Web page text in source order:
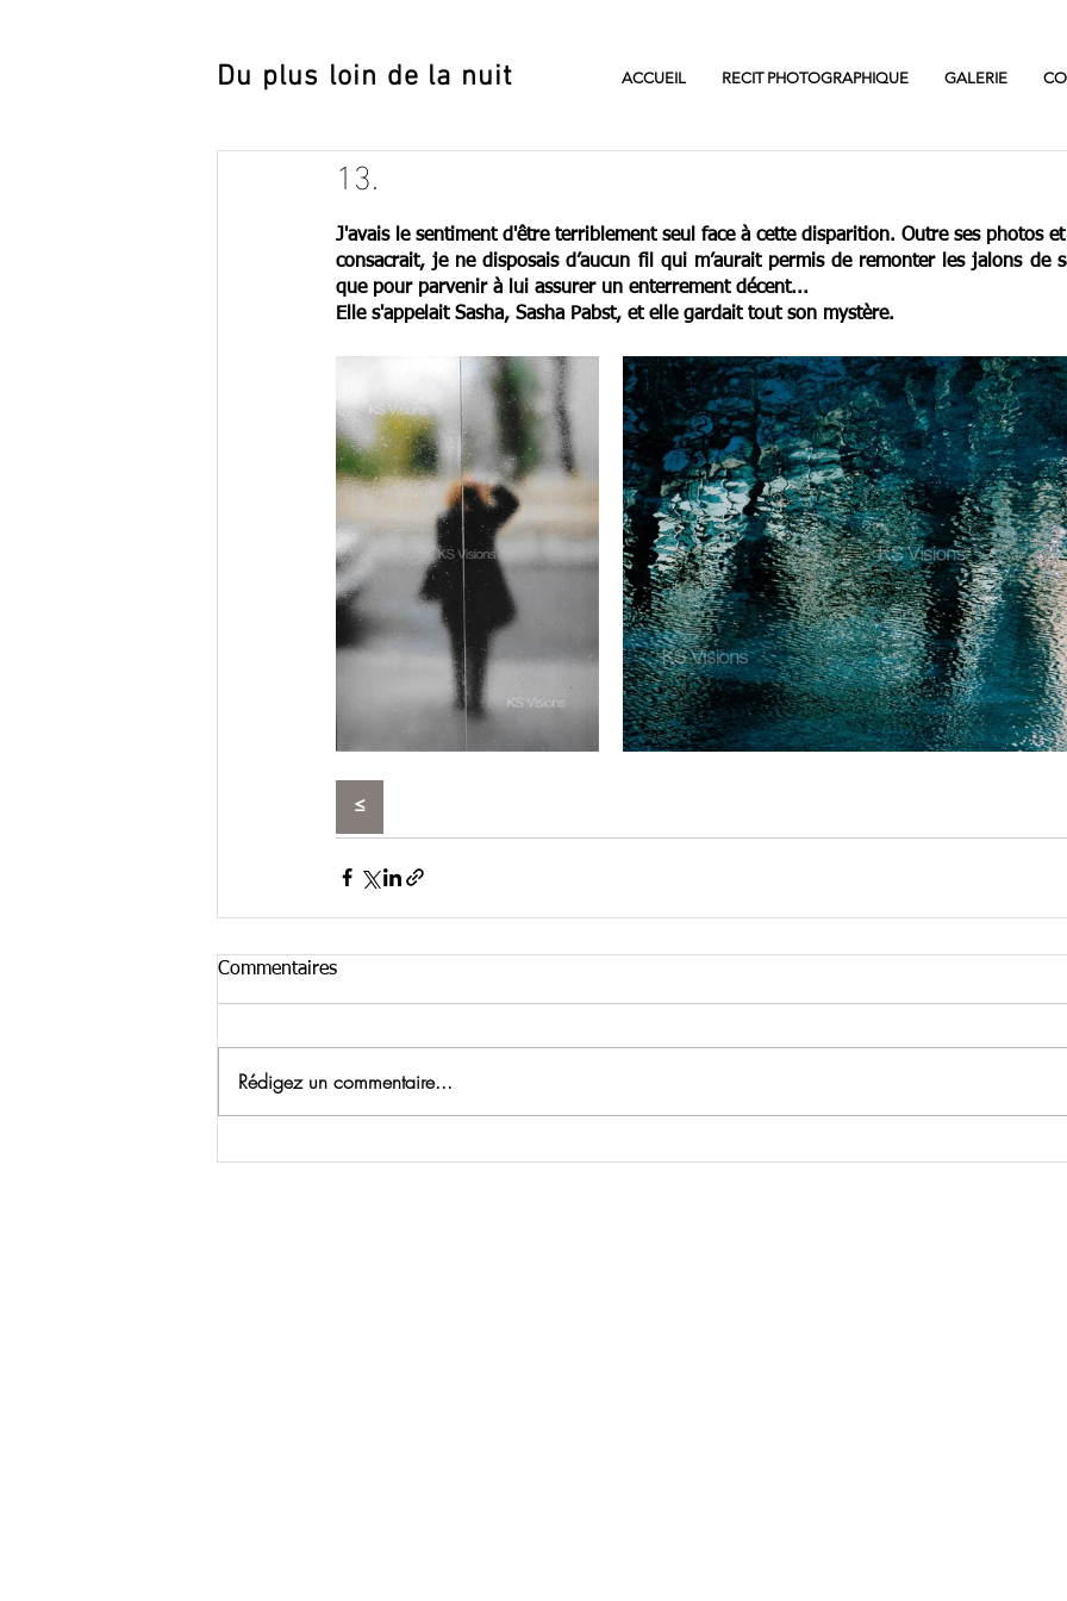
Du plus loin de la nuit ACCUEIL RECIT PHOTOGRAPHIQUE GALERIE
13.
J'avais le sentiment d'être terriblement seul face à cette disparition. Outre ses photos
consacrait, je ne disposais d’aucun fil qui m’aurait permis de remonter les jalons de
que pour parvenir à lui assurer un enterrement décent...
Elle s'appelait Sasha, Sasha Pabst, et elle gardait tout son mystère.
≤
Commentaires
Rédigez un commentaire...